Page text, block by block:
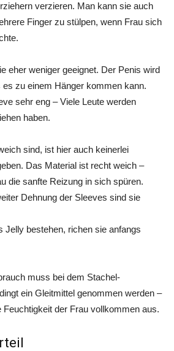
verzieren. Man kann sie auch
Finger zu stülpen, wenn Frau sich
eher weniger geeignet. Der Penis wird
zu einem Hänger kommen kann.
sehr eng – Viele Leute werden
haben.
sind, ist hier auch keinerlei
Das Material ist recht weich –
die sanfte Reizung in sich spüren.
Dehnung der Sleeves sind sie
Jelly bestehen, richen sie anfangs
muss bei dem Stachel-
ein Gleitmittel genommen werden –
Feuchtigkeit der Frau vollkommen aus.